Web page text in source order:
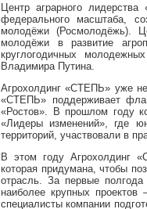
Центр аграрного
федерального масштаба,
молодёжи (Росмолодёжь).
молодёжи в развитие
круглогодичных
Владимира Путина.
Агрохолдинг «СТЕПЬ» уже
«СТЕПЬ» поддерживает
«Ростов». В прошлом году
«Лидеры изменений», где
территорий, участвовали в
В этом году Агрохолдинг
которая придумана, чтобы
отрасль. За первые
наиболее крупных
специалисты компании